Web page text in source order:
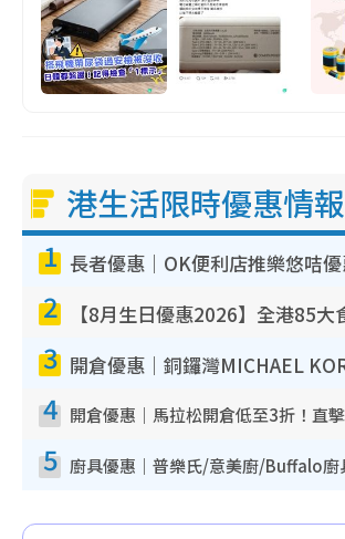
港生活限時優惠情報
1
2
3
4
5